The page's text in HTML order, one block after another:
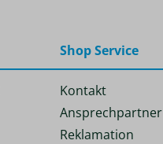
Shop Service
Kontakt
Ansprechpartner
Reklamation